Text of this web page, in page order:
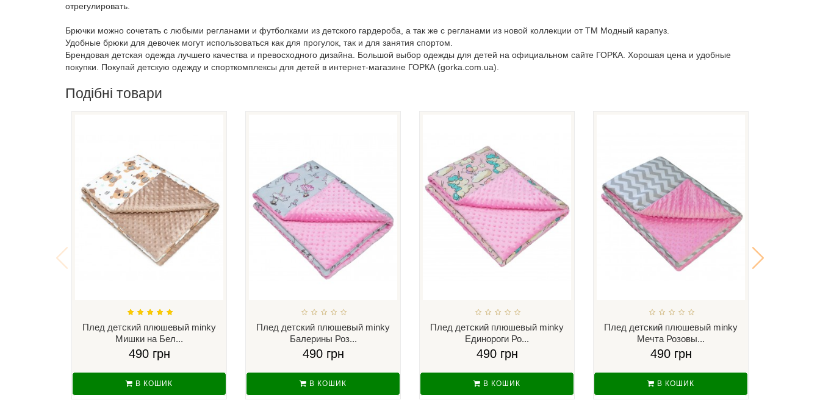
отрегулировать.
Брючки можно сочетать с любыми регланами и футболками из детского гардероба, а так же с регланами из новой коллекции от ТМ Модный карапуз.
Удобные брюки для девочек могут использоваться как для прогулок, так и для занятия спортом.
Брендовая детская одежда лучшего качества и превосходного дизайна. Большой выбор одежды для детей на официальном сайте ГОРКА. Хорошая цена и удобные
покупки. Покупай детскую одежду и спорткомплексы для детей в интернет-магазине ГОРКА (gorka.com.ua).
Подібні товари
Плед детский плюшевый minky
Мишки на Бел...
490 грн
В КОШИК
Плед детский плюшевый minky
Балерины Роз...
490 грн
В КОШИК
Плед детский плюшевый minky
Единороги Ро...
490 грн
В КОШИК
Плед детский плюшевый minky
Мечта Розовы...
490 грн
В КОШИК